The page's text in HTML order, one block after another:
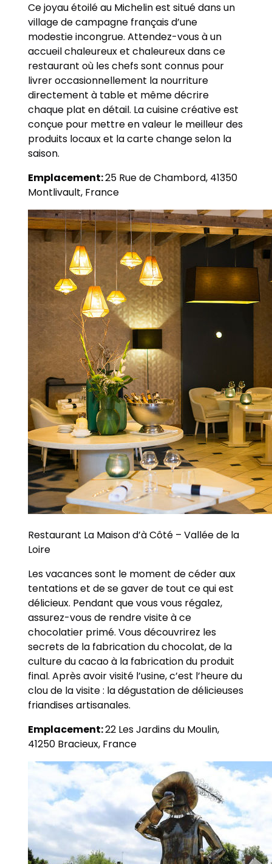
Ce joyau étoilé au Michelin est situé dans un
village de campagne français d’une
modestie incongrue. Attendez-vous à un
accueil chaleureux et chaleureux dans ce
restaurant où les chefs sont connus pour
livrer occasionnellement la nourriture
directement à table et même décrire
chaque plat en détail. La cuisine créative est
conçue pour mettre en valeur le meilleur des
produits locaux et la carte change selon la
saison.
Emplacement:25 Rue de Chambord, 41350
Montlivault, France
Restaurant La Maison d’à Côté – Vallée de la
Loire
Les vacances sont le moment de céder aux
tentations et de se gaver de tout ce qui est
délicieux. Pendant que vous vous régalez,
assurez-vous de rendre visite à ce
chocolatier primé. Vous découvrirez les
secrets de la fabrication du chocolat, de la
culture du cacao à la fabrication du produit
final. Après avoir visité l’usine, c’est l’heure du
clou de la visite : la dégustation de délicieuses
friandises artisanales.
Emplacement:22 Les Jardins du Moulin,
41250 Bracieux, France